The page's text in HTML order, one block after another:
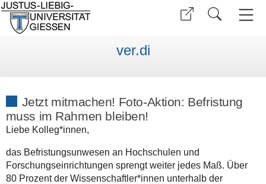
ver.di
Jetzt mitmachen! Foto-Aktion: Befristung
muss im Rahmen bleiben!
Liebe Kolleg*innen,
das Befristungsunwesen an Hochschulen und
Forschungseinrichtungen sprengt weiter jedes Maß. Über
80 Prozent der Wissenschaftler*innen unterhalb der